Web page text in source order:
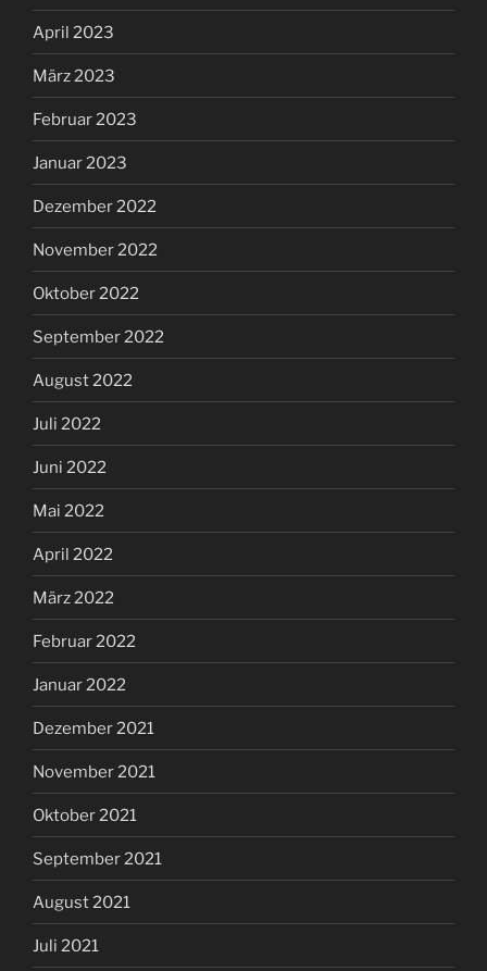
April 2023
März 2023
Februar 2023
Januar 2023
Dezember 2022
November 2022
Oktober 2022
September 2022
August 2022
Juli 2022
Juni 2022
Mai 2022
April 2022
März 2022
Februar 2022
Januar 2022
Dezember 2021
November 2021
Oktober 2021
September 2021
August 2021
Juli 2021